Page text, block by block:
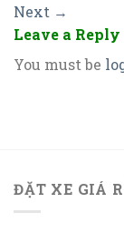
Next →
Leave a Reply
You must be
ĐẶT XE GIÁ